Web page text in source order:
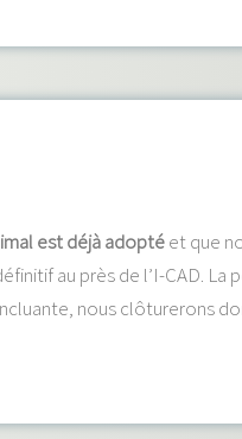
est déjà adoptéet que
au près de l’I-CAD. La
nous clôturerons